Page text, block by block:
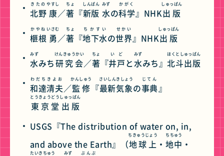
北野
きたの
康
やすし
／著
ちょ
『新版
しんぱん
水
みず
の科学
かがく
』NHK出版
しゅっぱん
榧根
かやね
勇
いさむ
／著
ちょ
『地下水
ちかすい
の世界
せかい
』NHK出版
しゅっぱん
水
みず
みち研究会
けんきゅうかい
／著
ちょ
『井戸
いど
と水
みず
みち』北斗出版
ほくとしゅっぱん
和達清夫
わだちきよお
／監修
かんしゅう
『最新気象
さいしんきしょう
の事典
じてん
』
東京堂出版
とうきょうどうしゅっぱん
USGS『The distribution of water on, in,
and above the Earth』（地球上
ちきゅうじょう
・ 地中
ちちゅう
・
たいきちゅう みず ぶんぷ